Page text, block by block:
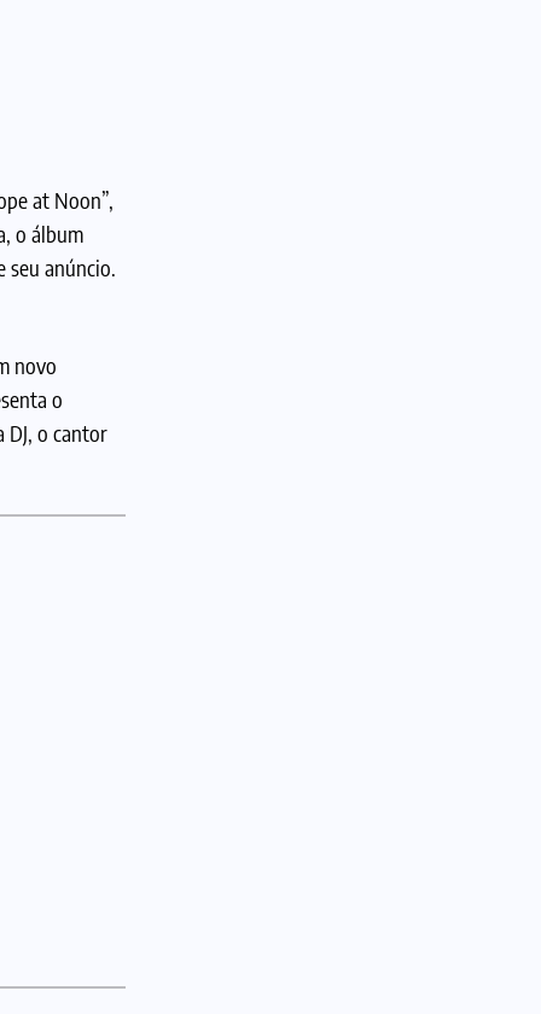
at Noon”,
o álbum
seu anúncio.
novo
o
o cantor